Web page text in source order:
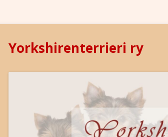
Yorkshirenterrieri ry